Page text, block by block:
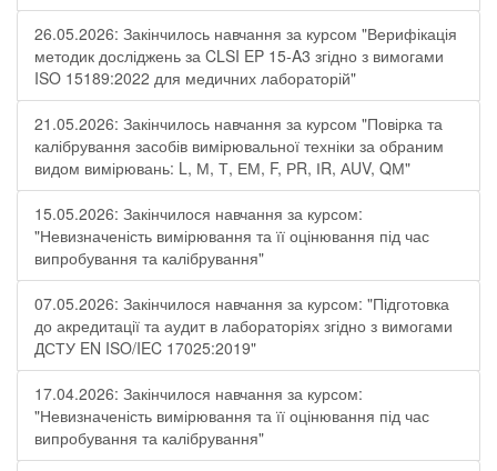
26.05.2026: Закінчилось навчання за курсом "Верифікація
методик досліджень за CLSI EP 15-A3 згідно з вимогами
ISO 15189:2022 для медичних лабораторій"
21.05.2026: Закінчилось навчання за курсом "Повірка та
калібрування засобів вимірювальної техніки за обраним
видом вимірювань: L, М, Т, ЕМ, F, РR, ІR, АUV, QМ"
15.05.2026: Закінчилося навчання за курсом:
"Невизначеність вимірювання та її оцінювання під час
випробування та калібрування"
07.05.2026: Закінчилося навчання за курсом: "Підготовка
до акредитації та аудит в лабораторіях згідно з вимогами
ДСТУ EN ISO/IEC 17025:2019"
17.04.2026: Закінчилося навчання за курсом:
"Невизначеність вимірювання та її оцінювання під час
випробування та калібрування"